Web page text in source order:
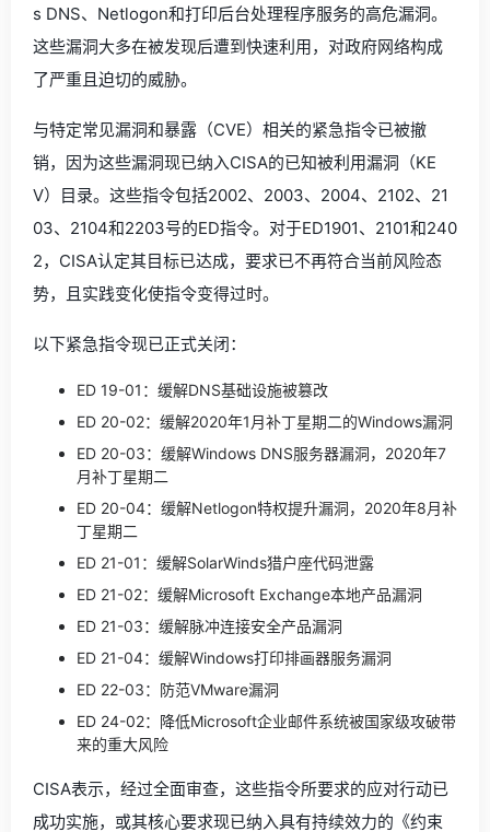
s DNS、Netlogon和打印后台处理程序服务的高危漏洞。
这些漏洞大多在被发现后遭到快速利用，对政府网络构成
了严重且迫切的威胁。
与特定常见漏洞和暴露（CVE）相关的紧急指令已被撤
销，因为这些漏洞现已纳入CISA的已知被利用漏洞（KE
V）目录。这些指令包括2002、2003、2004、2102、21
03、2104和2203号的ED指令。对于ED1901、2101和240
2，CISA认定其目标已达成，要求已不再符合当前风险态
势，且实践变化使指令变得过时。
以下紧急指令现已正式关闭：
ED 19-01：缓解DNS基础设施被篡改
ED 20-02：缓解2020年1月补丁星期二的Windows漏洞
ED 20-03：缓解Windows DNS服务器漏洞，2020年7
月补丁星期二
ED 20-04：缓解Netlogon特权提升漏洞，2020年8月补
丁星期二
ED 21-01：缓解SolarWinds猎户座代码泄露
ED 21-02：缓解Microsoft Exchange本地产品漏洞
ED 21-03：缓解脉冲连接安全产品漏洞
ED 21-04：缓解Windows打印排画器服务漏洞
ED 22-03：防范VMware漏洞
ED 24-02：降低Microsoft企业邮件系统被国家级攻破带
来的重大风险
CISA表示，经过全面审查，这些指令所要求的应对行动已
成功实施，或其核心要求现已纳入具有持续效力的《约束